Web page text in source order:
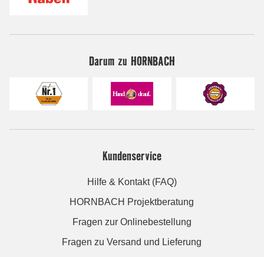
Darum zu HORNBACH
Kundenservice
Hilfe & Kontakt (FAQ)
HORNBACH Projektberatung
Fragen zur Onlinebestellung
Fragen zu Versand und Lieferung